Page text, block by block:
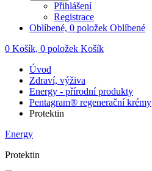
Přihlášení
Registrace
Oblíbené, 0 položek Oblíbené
0 Košík, 0 položek Košík
Úvod
Zdraví, výživa
Energy - přírodní produkty
Pentagram® regenerační krémy
Protektin
Energy
Protektin